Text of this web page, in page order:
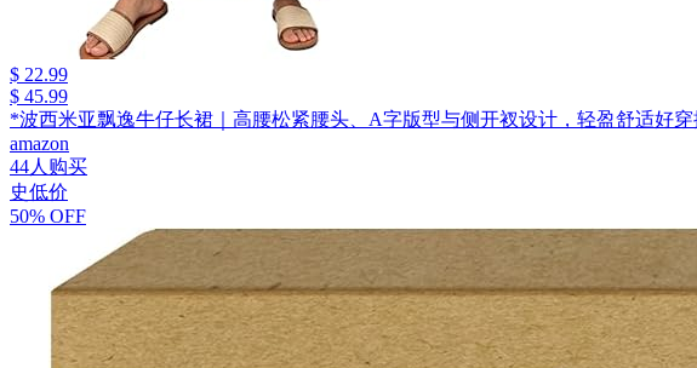
$ 22.99
$ 45.99
*波西米亚飘逸牛仔长裙｜高腰松紧腰头、A字版型与侧开衩设计，轻盈舒适好
amazon
44人购买
史低价
50% OFF